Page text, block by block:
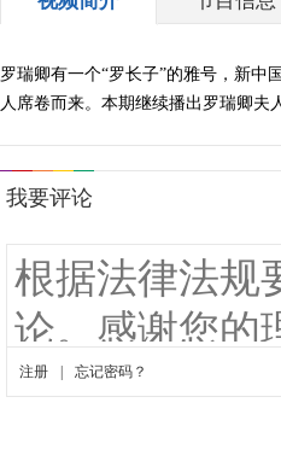
罗瑞卿有一个“罗长子”的雅号，新
人席卷而来。本期继续播出罗瑞卿夫